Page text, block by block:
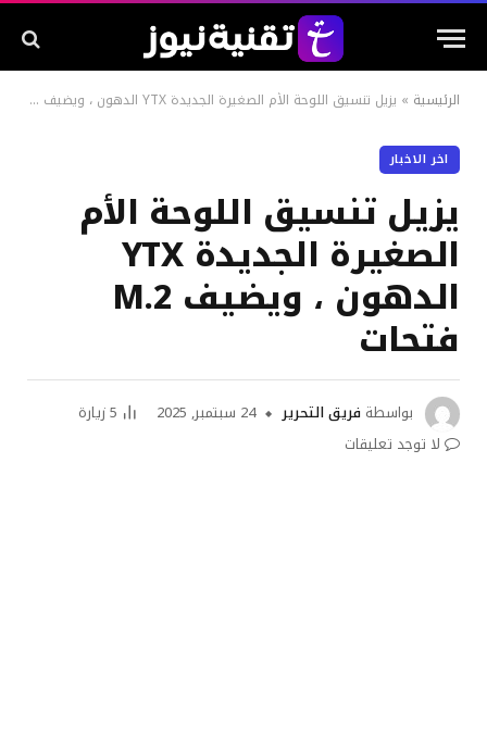
الرئيسية » يزيل تنسيق اللوحة الأم الصغيرة الجديدة YTX الدهون ، ويضيف M.2 فتحات
اخر الاخبار
يزيل تنسيق اللوحة الأم
الصغيرة الجديدة YTX
الدهون ، ويضيف M.2
فتحات
بواسطة فريق التحرير 24 سبتمبر, 2025 5زيارة
لا توجد تعليقات